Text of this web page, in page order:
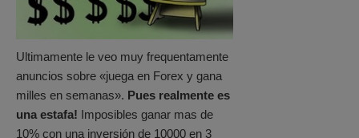
Ultimamente le veo muy frequentamente
anuncios sobre «juega en Forex y gana
milles en semanas». Pues realmente es
una estafa! Imposibles ganar mas de
10% con una inversión de 10000 en 3